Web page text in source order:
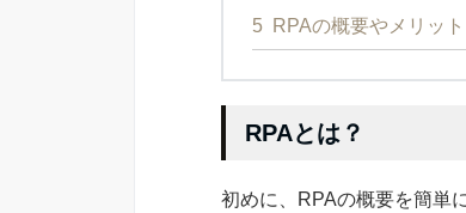
5 RPAの概要やメリッ
RPAとは？
初めに、RPAの概要を簡単